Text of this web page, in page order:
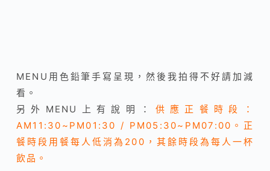
MENU用色鉛筆手寫呈現，然後我拍得不好請加減
看。
另外MENU上有說明： 供應正餐時段：
AM11:30~PM01:30 / PM05:30~PM07:00。 正
餐時段用餐每人低消為200，其餘時段為每人一杯
飲品。